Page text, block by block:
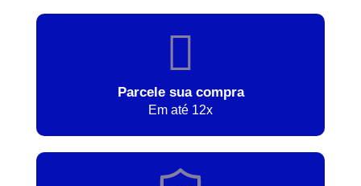
Parcele sua compra
Em até 12x